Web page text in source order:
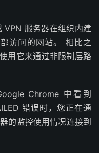
VPN 服务器在组织内建
访问的网站。 相比之
用它来通过非限制层路
Chrome 中看到
错误时，您正在通
的监控使用情况连接到